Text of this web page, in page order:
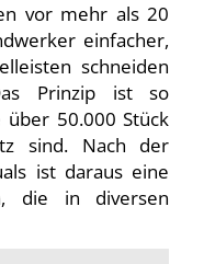
vor mehr als 20
einfacher,
schneiden
Prinzip ist so
50.000 Stück
sind. Nach der
ist daraus eine
die in diversen